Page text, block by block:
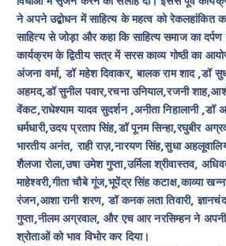
ने अपने उद्बोधन में साहित्य के महत्व को रेकलहांकित
साहित्य से जोड़ा और कहा कि साहित्य समाज का
कार्यक्रम के द्वितीय सत्र में सरस काव्य गोष्ठी का
अंजना वर्मा, डॉ महेश दिवाकर, बालक राम शाद ,डॉ
अहमद,डॉ सुनील पवार,रचना उनियाल,रजनी
वेंकट,राधेश्याम यादव सुदर्शन ,अनीता निहालानी ,डॉ
धर्मधारी,उदय प्रताप सिंह,डॉ पूनम सिन्हा,रघुबीर
भारतीय अनंत, राही राज़,नारयण सिंह,सुधा
शैलजा रोला,उषा उमेश गुप्ता,उर्मिला श्रीवास्तव,
माहेश्वरी,गीता चौबे गूंज,भूपेंद्र सिंह कटाक्ष,काव्या
रंजन,आशा रानी शरण, डॉ कनक लता तिवारी,
गुप्ता,नीलम अग्रवाल, और एच आर नरसिम्हन ने
श्रोताओं को भाव विभोर कर दिया।